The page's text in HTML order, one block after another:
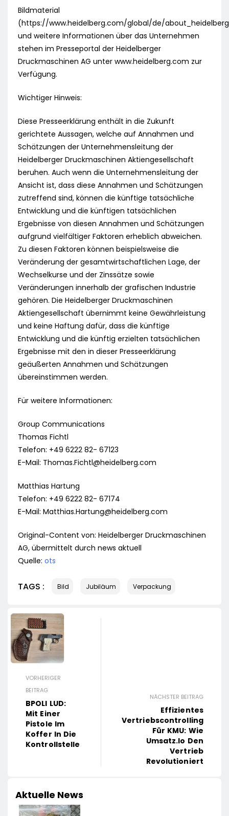
Bildmaterial
(https://www.heidelberg.com/global/de/
und weitere Informationen über das Unternehmen
stehen im Presseportal der Heidelberger
Druckmaschinen AG unter www.heidelberg.com zur
Verfügung.
Wichtiger Hinweis:
Diese Presseerklärung enthält in die Zukunft
gerichtete Aussagen, welche auf Annahmen und
Schätzungen der Unternehmensleitung der
Heidelberger Druckmaschinen Aktiengesellschaft
beruhen. Auch wenn die Unternehmensleitung der
Ansicht ist, dass diese Annahmen und Schätzungen
zutreffend sind, können die künftige tatsächliche
Entwicklung und die künftigen tatsächlichen
Ergebnisse von diesen Annahmen und Schätzungen
aufgrund vielfältiger Faktoren erheblich abweichen.
Zu diesen Faktoren können beispielsweise die
Veränderung der gesamtwirtschaftlichen Lage, der
Wechselkurse und der Zinssätze sowie
Veränderungen innerhalb der grafischen Industrie
gehören. Die Heidelberger Druckmaschinen
Aktiengesellschaft übernimmt keine Gewährleistung
und keine Haftung dafür, dass die künftige
Entwicklung und die künftig erzielten tatsächlichen
Ergebnisse mit den in dieser Presseerklärung
geäußerten Annahmen und Schätzungen
übereinstimmen werden.
Für weitere Informationen:
Group Communications
Thomas Fichtl
Telefon: +49 6222 82- 67123
E-Mail: Thomas.Fichtl@heidelberg.com
Matthias Hartung
Telefon: +49 6222 82- 67174
E-Mail: Matthias.Hartung@heidelberg.com
Original-Content von: Heidelberger Druckmaschinen
AG, übermittelt durch news aktuell
Quelle: ots
TAGS : Bild Jubiläum Verpackung
VORHERIGER
BEITRAG
BPOLI LUD:
Mit Einer
Pistole Im
Koffer In Die
Kontrollstelle
NÄCHSTER BEITRAG
Effizientes
Vertriebscontrolling
Für KMU: Wie
Umsatz.io Den
Vertrieb
Revolutioniert
Aktuelle News